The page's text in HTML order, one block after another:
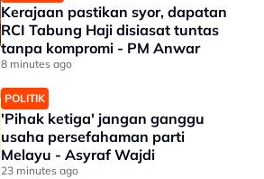
Kerajaan pastikan syor, dapatan
RCI Tabung Haji disiasat tuntas
tanpa kompromi - PM Anwar
8 minutes ago
POLITIK
'Pihak ketiga' jangan ganggu
usaha persefahaman parti
Melayu - Asyraf Wajdi
23 minutes ago